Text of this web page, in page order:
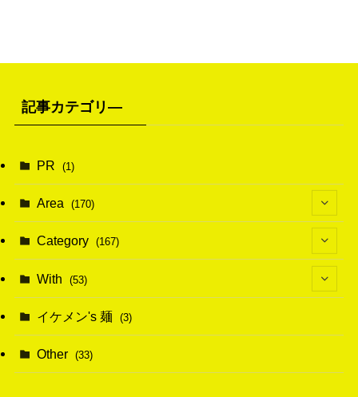
記事カテゴリ―
PR (1)
Area (170)
(1)
(38)
Category (167)
(114)
With (53)
(15)
(43)
イケメン's 麺 (3)
Other (33)